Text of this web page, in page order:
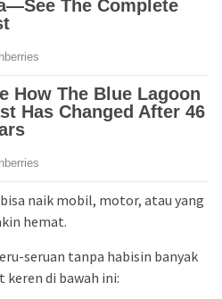
naik mobil, motor, atau yang
hemat.
seruan tanpa habisin banyak
di bawah ini: